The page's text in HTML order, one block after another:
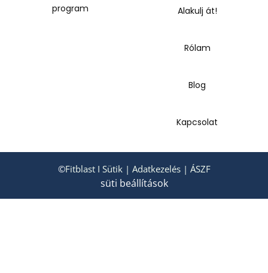
program
Alakulj át!
Rólam
Blog
Kapcsolat
©Fitblast I Sütik | Adatkezelés | ÁSZF
süti beállítások